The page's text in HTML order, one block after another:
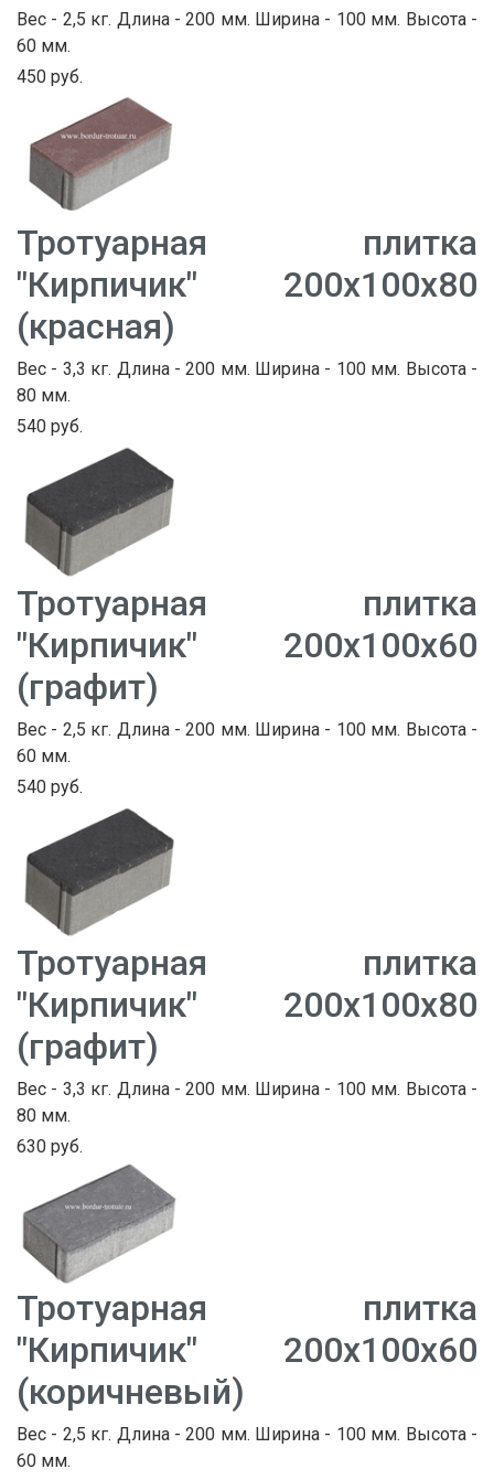
Вес - 2,5 кг. Длина - 200 мм. Ширина - 100 мм. Высота -
60 мм.
450 руб.
Тротуарная плитка
"Кирпичик" 200х100х80
(красная)
Вес - 3,3 кг. Длина - 200 мм. Ширина - 100 мм. Высота -
80 мм.
540 руб.
Тротуарная плитка
"Кирпичик" 200х100х60
(графит)
Вес - 2,5 кг. Длина - 200 мм. Ширина - 100 мм. Высота -
60 мм.
540 руб.
Тротуарная плитка
"Кирпичик" 200х100х80
(графит)
Вес - 3,3 кг. Длина - 200 мм. Ширина - 100 мм. Высота -
80 мм.
630 руб.
Тротуарная плитка
"Кирпичик" 200х100х60
(коричневый)
Вес - 2,5 кг. Длина - 200 мм. Ширина - 100 мм. Высота -
60 мм.